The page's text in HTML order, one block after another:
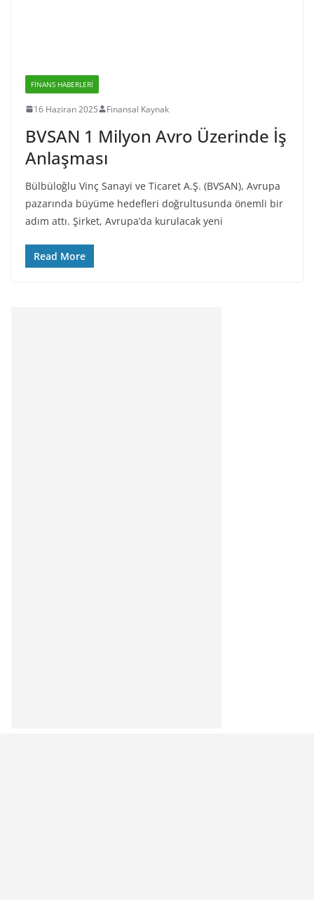
FINANS HABERLERI
16 Haziran 2025 Finansal Kaynak
BVSAN 1 Milyon Avro Üzerinde İş
Anlaşması
Bülbüloğlu Vinç Sanayi ve Ticaret A.Ş. (BVSAN), Avrupa
pazarında büyüme hedefleri doğrultusunda önemli bir
adım attı. Şirket, Avrupa’da kurulacak yeni
Read More